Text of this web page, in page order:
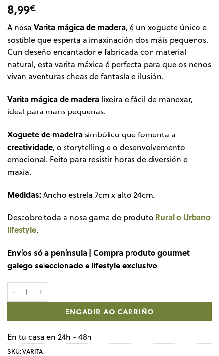
8,99€
A nosa Varita mágica de madera, é un xoguete único e
sostible que esperta a imaxinación dos máis pequenos.
Cun deseño encantador e fabricada con material
natural, esta varita máxica é perfecta para que os nenos
vivan aventuras cheas de fantasía e ilusión.
Varita mágica de madera lixeira e fácil de manexar,
ideal para mans pequenas.
Xoguete de madeira simbólico que fomenta a
creatividade, o storytelling e o desenvolvemento
emocional. Feito para resistir horas de diversión e
maxia.
Medidas:Ancho estrela 7cm x alto 24cm.
Descobre toda a nosa gama de produto Rural o Urbano
lifestyle.
Envíos só a península | Compra produto gourmet
galego seleccionado e lifestyle exclusivo
Varita mágica de madera cantidade
ENGADIR AO CARRIÑO
En tu casa en 24h - 48h
SKU:VARITA